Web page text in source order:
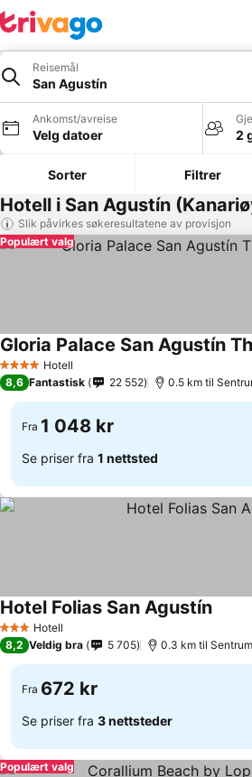
Reisemål
San Agustín
Ankomst/avreise
Velg datoer 2
Sorter Filtrer
Hotell i San Agustín
Slik påvirkes søkeresultatene av provisjon
Populært valg
4 StjernerHotell
Gloria Palace San Agustín
8,6 Fantastisk 22 552 0.5 km til
Fra 1 048 kr
Se priser fra 1 nettsted
3 StjernerHotell
Hotel Folias San Agustín
8,2 Veldig bra 5 705 0.3 km til Sentrum
Fra 672 kr
Se priser fra 3 nettsteder
Populært valg